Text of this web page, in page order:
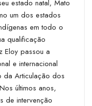
estado natal, Mato
um dos estados
em todo o
qualificação
Eloy passou a
e internacional
da Articulação dos
últimos anos,
de intervenção